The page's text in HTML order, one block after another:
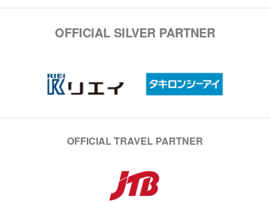
OFFICIAL SILVER PARTNER
OFFICIAL TRAVEL PARTNER